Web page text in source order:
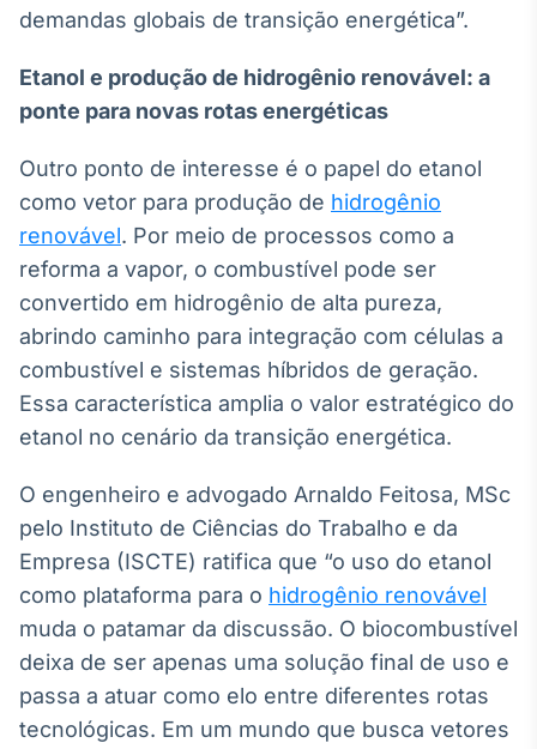
demandas globais de transição energética”.
Etanol e produção de hidrogênio renovável: a
ponte para novas rotas energéticas
Outro ponto de interesse é o papel do etanol
como vetor para produção de hidrogênio
renovável. Por meio de processos como a
reforma a vapor, o combustível pode ser
convertido em hidrogênio de alta pureza,
abrindo caminho para integração com células a
combustível e sistemas híbridos de geração.
Essa característica amplia o valor estratégico do
etanol no cenário da transição energética.
O engenheiro e advogado Arnaldo Feitosa, MSc
pelo Instituto de Ciências do Trabalho e da
Empresa (ISCTE) ratifica que “o uso do etanol
como plataforma para o hidrogênio renovável
muda o patamar da discussão. O biocombustível
deixa de ser apenas uma solução final de uso e
passa a atuar como elo entre diferentes rotas
tecnológicas. Em um mundo que busca vetores